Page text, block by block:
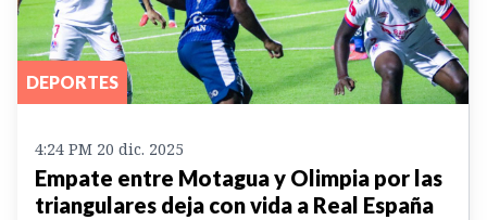
DEPORTES
4:24 PM 20 dic. 2025
Empate entre Motagua y Olimpia por las
triangulares deja con vida a Real España